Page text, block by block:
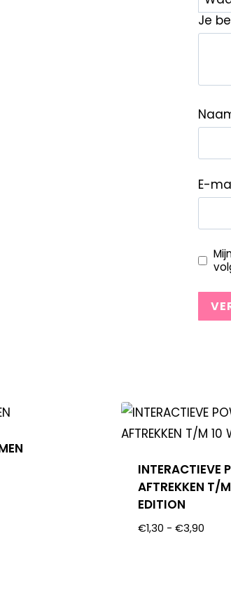
Je
E-
INTERACTIEVE
AFTREKKEN T/
EDITION
€1,30 - €3,90